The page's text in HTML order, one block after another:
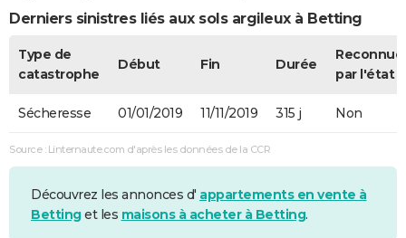
Derniers sinistres liés aux sols argileux à Betting
Type de
catastrophe
Début Fin Durée
Reconnue
par l'état
Sécheresse 01/01/2019 11/11/2019 315 j Non
Source : Linternaute.com d'après les données de la CCR
Découvrez les annonces d' appartements en vente à
Betting et les maisons à acheter à Betting.